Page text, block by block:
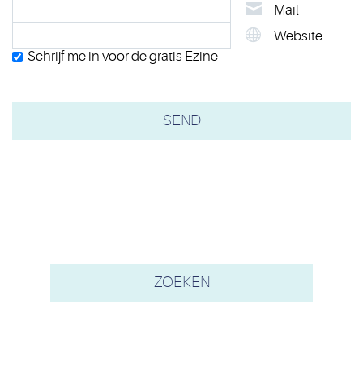
Mail
Website
Schrijf me in voor de gratis Ezine